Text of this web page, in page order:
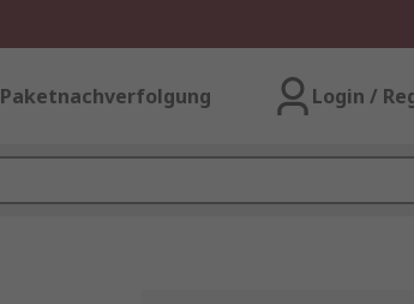
Paketnachverfolgung Login /